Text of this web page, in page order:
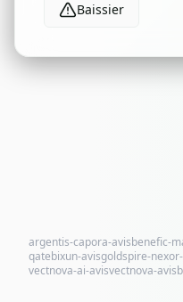
Baissier
argentis-capora-avisbenefic-
qatebixun-avisgoldspire-
vectnova-ai-avisvectnova-avis